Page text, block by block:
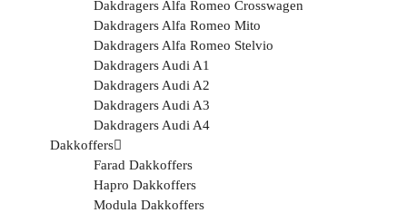
Dakdragers Alfa Romeo Crosswagen
Dakdragers Alfa Romeo Mito
Dakdragers Alfa Romeo Stelvio
Dakdragers Audi A1
Dakdragers Audi A2
Dakdragers Audi A3
Dakdragers Audi A4
Dakkoffers
Farad Dakkoffers
Hapro Dakkoffers
Modula Dakkoffers